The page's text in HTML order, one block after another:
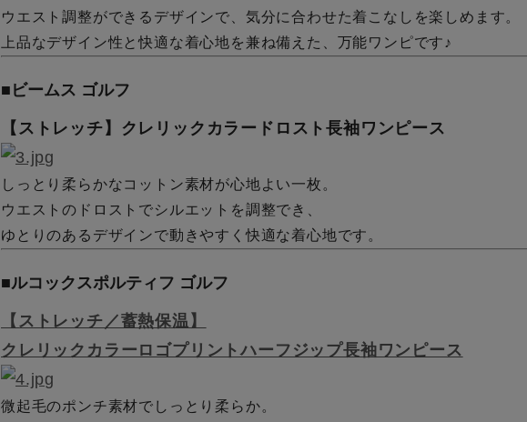
ウエスト調整ができるデザインで、気分に合わせた着こなしを楽しめます。
上品なデザイン性と快適な着心地を兼ね備えた、万能ワンピです♪
■ビームス ゴルフ
【ストレッチ】クレリックカラードロスト長袖ワンピース
しっとり柔らかなコットン素材が心地よい一枚。
ウエストのドロストでシルエットを調整でき、
ゆとりのあるデザインで動きやすく快適な着心地です。
■ルコックスポルティフ ゴルフ
【ストレッチ／蓄熱保温】
クレリックカラーロゴプリントハーフジップ長袖ワンピース
微起毛のポンチ素材でしっとり柔らか。